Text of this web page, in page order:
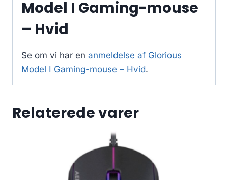
Model I Gaming-mouse
– Hvid
Se om vi har en anmeldelse af Glorious
Model I Gaming-mouse – Hvid.
Relaterede varer